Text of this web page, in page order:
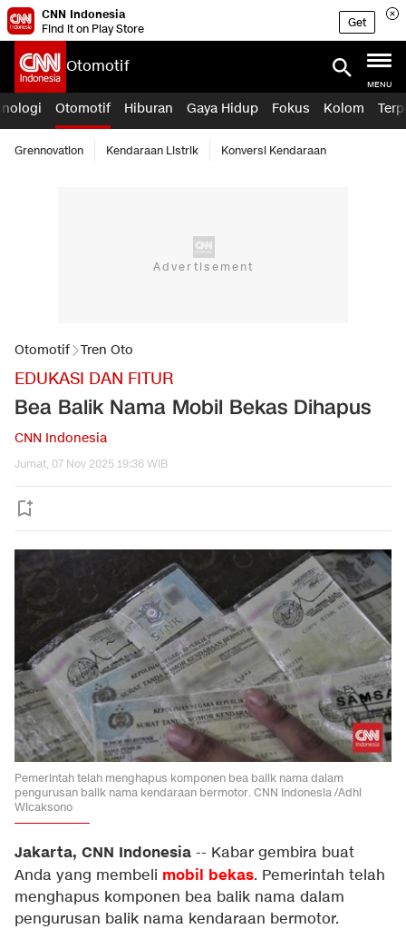
CNN Indonesia
Find it on Play Store
Get
Otomotif
MENU
Otomotif Hiburan Gaya Hidup Fokus Kolom
Grennovation Kendaraan Listrik Konversi Kendaraan
Otomotif Tren Oto
EDUKASI DAN FITUR
Bea Balik Nama Mobil Bekas Dihapus
CNN Indonesia
Jumat, 07 Nov 2025 19:36 WIB
Pemerintah telah menghapus komponen bea balik nama dalam
pengurusan balik nama kendaraan bermotor. CNN Indonesia /Adhi
Wicaksono
Jakarta, CNN Indonesia -- Kabar gembira buat
Anda yang membeli mobil bekas. Pemerintah telah
menghapus komponen bea balik nama dalam
pengurusan balik nama kendaraan bermotor.